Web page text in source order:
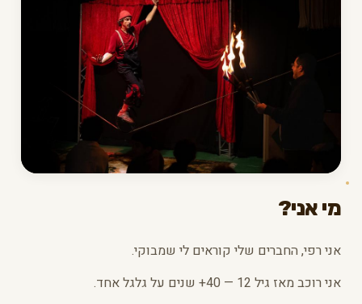
מי אני?
אני רפי, החברים שלי קוראים לי שמבוקי.
אני רוכב מאז גיל 12 — 40+ שנים על גלגל אחד.